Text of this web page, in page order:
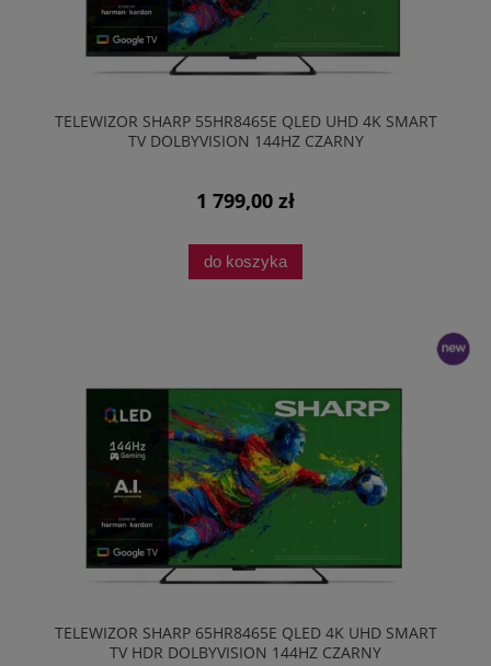
TELEWIZOR SHARP 55HR8465E QLED UHD 4K SMART
TV DOLBYVISION 144HZ CZARNY
1 799,00 zł
do koszyka
TELEWIZOR SHARP 65HR8465E QLED 4K UHD SMART
TV HDR DOLBYVISION 144HZ CZARNY